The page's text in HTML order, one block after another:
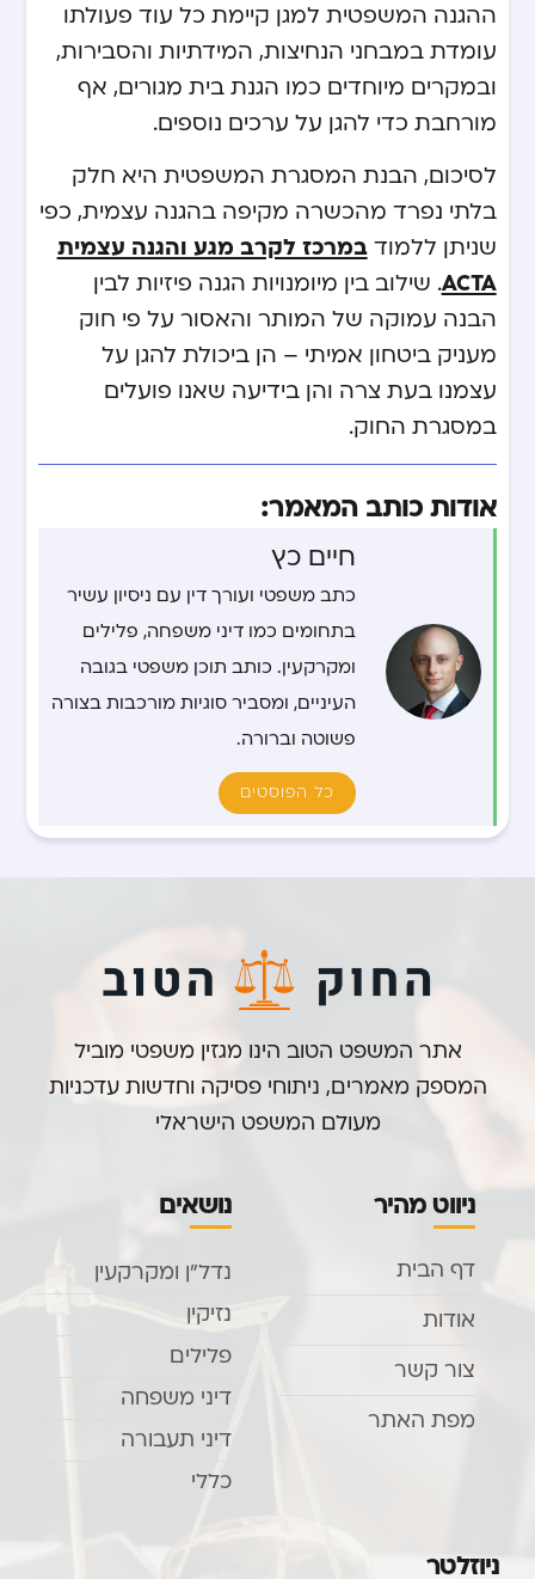
ההגנה המשפטית למגן קיימת כל עוד פעולתו
עומדת במבחני הנחיצות, המידתיות והסבירות,
ובמקרים מיוחדים כמו הגנת בית מגורים, אף
מורחבת כדי להגן על ערכים נוספים.
לסיכום, הבנת המסגרת המשפטית היא חלק
בלתי נפרד מהכשרה מקיפה בהגנה עצמית, כפי
שניתן ללמודבמרכז לקרב מגע והגנה עצמית
ACTA. שילוב בין מיומנויות הגנה פיזיות לבין
הבנה עמוקה של המותר והאסור על פי חוק
מעניק ביטחון אמיתי – הן ביכולת להגן על
עצמנו בעת צרה והן בידיעה שאנו פועלים
במסגרת החוק.
אודות כותב המאמר:
חיים כץ
כתב משפטי ועורך דין עם ניסיון עשיר
בתחומים כמו דיני משפחה, פלילים
ומקרקעין. כותב תוכן משפטי בגובה
העיניים, ומסביר סוגיות מורכבות בצורה
פשוטה וברורה.
כל הפוסטים
אתר המשפט הטוב הינו מגזין משפטי מוביל
המספק מאמרים, ניתוחי פסיקה וחדשות עדכניות
מעולם המשפט הישראלי
ניווט מהיר
דף הבית
אודות
צור קשר
מפת האתר
נושאים
נדל”ן ומקרקעין
נזיקין
פלילים
דיני משפחה
דיני תעבורה
כללי
ניוזלטר